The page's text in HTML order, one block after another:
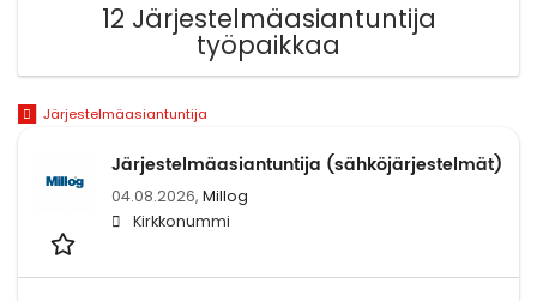
12 Järjestelmäasiantuntija
työpaikkaa
Järjestelmäasiantuntija
Järjestelmäasiantuntija (sähköjärjestelmät)
04.08.2026, Millog
Kirkkonummi